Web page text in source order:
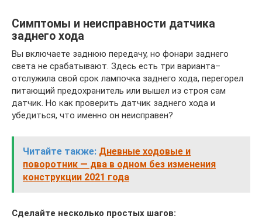
Симптомы и неисправности датчика
заднего хода
Вы включаете заднюю передачу, но фонари заднего
света не срабатывают. Здесь есть три варианта–
отслужила свой срок лампочка заднего хода, перегорел
питающий предохранитель или вышел из строя сам
датчик. Но как проверить датчик заднего хода и
убедиться, что именно он неисправен?
Читайте также: Дневные ходовые и
поворотник — два в одном без изменения
конструкции 2021 года
Сделайте несколько простых шагов: